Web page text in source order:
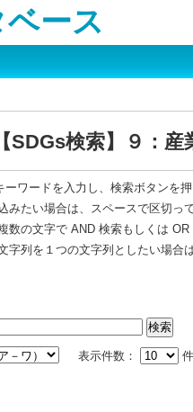
ース
【SDGs検索】９：
ーワードを入力し、検索ボタンを
みたい場合は、スペースで区切っ
数の文字で AND 検索もしくは
字列を１つの文字列としたい場合
表示件数：